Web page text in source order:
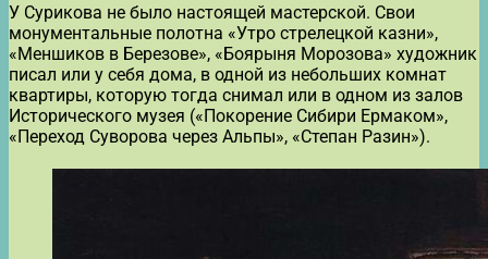
У Сурикова не было настоящей мастерской. Свои
монументальные полотна «Утро стрелецкой казни»,
«Меншиков в Березове», «Боярыня Морозова» художник
писал или у себя дома, в одной из небольших комнат
квартиры, которую тогда снимал или в одном из залов
Исторического музея («Покорение Сибири Ермаком»,
«Переход Суворова через Альпы», «Степан Разин»).